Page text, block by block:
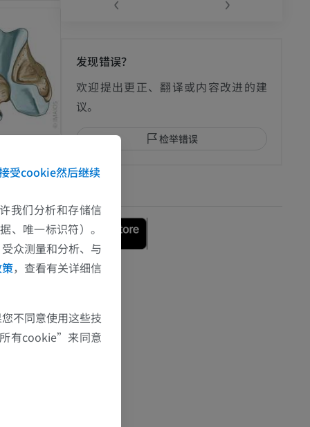
发现错误？
欢迎提出更正、翻译或内容改进的建
议。
检举错误
受cookie然后继续
我们分析和存储信
、唯一标识符）。
众测量和分析、与
，查看有关详细信
不同意使用这些技
有cookie”来同意